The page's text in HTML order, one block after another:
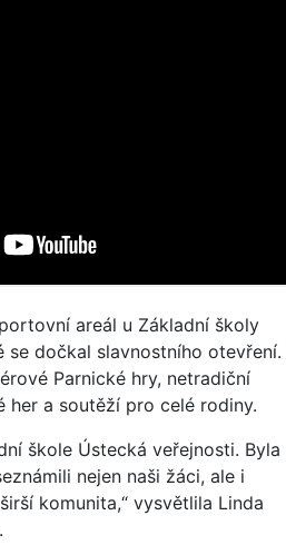
areál u Základní školy
se dočkal slavnostního otevření.
Parnické hry, netradiční
her a soutěží pro celé rodiny.
škole Ústecká veřejnosti. Byla
nejen naši žáci, ale i
komunita,“ vysvětlila Linda